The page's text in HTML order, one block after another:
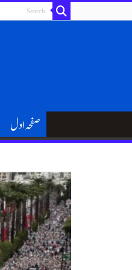
صفحہ اول